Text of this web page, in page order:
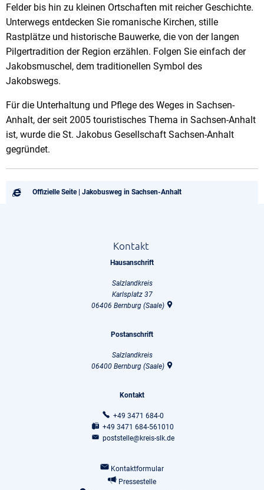
Felder bis hin zu kleinen Ortschaften mit reicher Geschichte.
Unterwegs entdecken Sie romanische Kirchen, stille
Rastplätze und historische Bauwerke, die von der langen
Pilgertradition der Region erzählen. Folgen Sie einfach der
Jakobsmuschel, dem traditionellen Symbol des
Jakobswegs.
Für die Unterhaltung und Pflege des Weges in Sachsen-
Anhalt, der seit 2005 touristisches Thema in Sachsen-Anhalt
ist, wurde die St. Jakobus Gesellschaft Sachsen-Anhalt
gegründet.
Offizielle Seite | Jakobusweg in Sachsen-Anhalt
Kontakt
Hausanschrift
Salzlandkreis
Karlsplatz 37
06406 Bernburg (Saale)
Postanschrift
Salzlandkreis
06400 Bernburg (Saale)
Kontakt
+49 3471 684-0
+49 3471 684-561010
poststelle@kreis-slk.de
Kontaktformular
Pressestelle